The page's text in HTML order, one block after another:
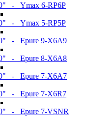
- Ymax 6-RP6P
- Ymax 5-RP5P
- Epure 9-X6A9
- Epure 8-X6A8
- Epure 7-X6A7
- Epure 7-X6R7
- Epure 7-VSNR